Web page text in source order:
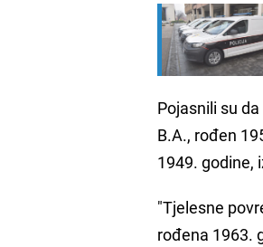
Pojasnili su
B.A., rođen
1949. godine,
"Tjelesne
rođena 1963.